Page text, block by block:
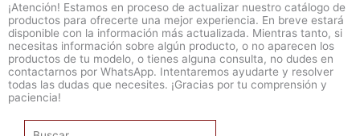
¡Atención! Estamos en proceso de actualizar nuestro catálogo de
productos para ofrecerte una mejor experiencia. En breve estará
disponible con la información más actualizada. Mientras tanto, si
necesitas información sobre algún producto, o no aparecen los
productos de tu modelo, o tienes alguna consulta, no dudes en
contactarnos por WhatsApp. Intentaremos ayudarte y resolver
todas las dudas que necesites. ¡Gracias por tu comprensión y
paciencia!
Search